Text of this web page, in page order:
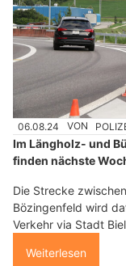
06.08.24 VON
Im Längholz- und
finden nächste
Die Strecke
Bözingenfeld wird
Verkehr via Stadt
Weiterlesen